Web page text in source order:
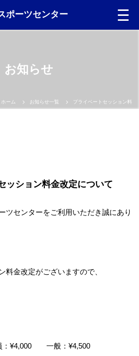
ポーツセンター
日本語
English
ム
お知らせ
ホーム お知らせ一覧 プライベートセッション料金
ッション料金改定について
ツセンターをご利用いただき誠にあり
料金改定がございますので、
：¥4,000 一般：¥4,500